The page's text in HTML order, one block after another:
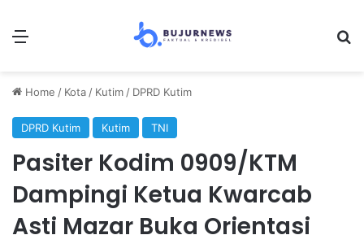
Home / Kota / Kutim / DPRD Kutim
DPRD Kutim Kutim TNI
Pasiter Kodim 0909/KTM
Dampingi Ketua Kwarcab
Asti Mazar Buka Orientasi